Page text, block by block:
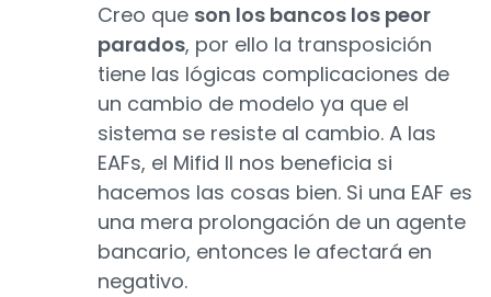
Creo que son los bancos los peor
parados, por ello la transposición
tiene las lógicas complicaciones de
un cambio de modelo ya que el
sistema se resiste al cambio. A las
EAFs, el Mifid II nos beneficia si
hacemos las cosas bien. Si una EAF es
una mera prolongación de un agente
bancario, entonces le afectará en
negativo.